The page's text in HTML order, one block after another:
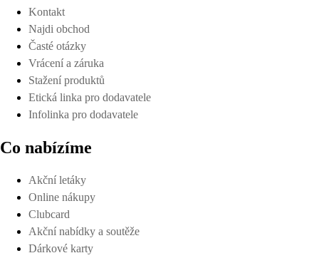
Kontakt
Najdi obchod
Časté otázky
Vrácení a záruka
Stažení produktů
Etická linka pro dodavatele
Infolinka pro dodavatele
Co nabízíme
Akční letáky
Online nákupy
Clubcard
Akční nabídky a soutěže
Dárkové karty